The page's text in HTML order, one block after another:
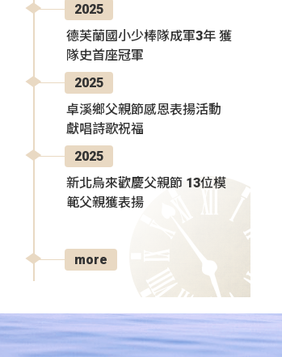
2025
德芙蘭國小少棒隊成軍3年 獲
隊史首座冠軍
2025
卓溪鄉父親節感恩表揚活動
獻唱詩歌祝福
2025
新北烏來歡慶父親節 13位模
範父親獲表揚
more